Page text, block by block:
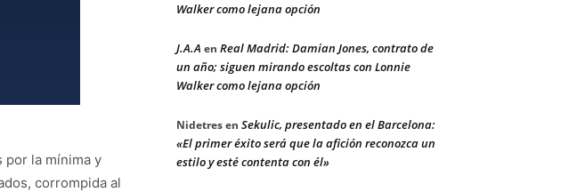
por la mínima y
corrompida al
Walker como lejana opción
J.A.A en Real Madrid: Damian Jones, contrato de
un año; siguen mirando escoltas con Lonnie
Walker como lejana opción
Nidetresen Sekulic, presentado en el Barcelona:
«El primer éxito será que la afición reconozca un
estilo y esté contenta con él»